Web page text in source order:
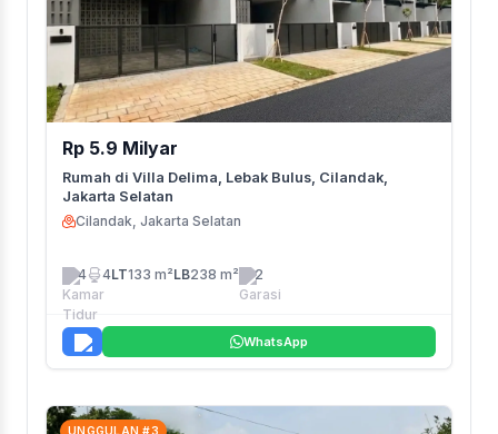
Rp 5.9 Milyar
Rumah di Villa Delima, Lebak Bulus, Cilandak,
Jakarta Selatan
Cilandak, Jakarta Selatan
4 4LT133 m²LB238 m² 2
WhatsApp
UNGGULAN #3